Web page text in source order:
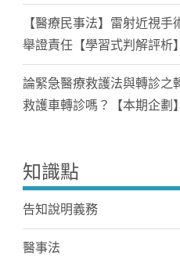
【醫療民事法】雷射近視
舉證責任【學習式判解評析】
論緊急醫療救護法與轉診之
救護車轉診嗎？【本期企劃】
知識點
告知說明義務
醫事法